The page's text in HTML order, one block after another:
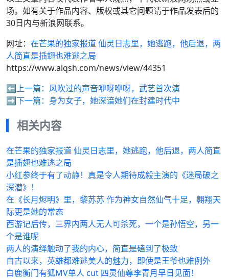
场。如有关于作品内容、版权或其它问题请于作品发表后的
30日内与新浪网联系。
网址： 在芒果的独家报道 仙灵日志里，她逃跑，他后退，两
人简直是插翅也难逃之局
https://www.alqsh.com/news/view/44351
⬅️上一篇： 风吹过的声音咿呀咿呀，武艺首次演
➡️下一篇： 身为女子，她深谙她们在封建时代中
相关内容
在芒果的独家报道 仙灵日志里，她逃跑，他后退，两人简直
是插翅也难逃之局
小红参终于有了动静！真是令人期待成毅主演的《迷局破之
深潜》！
在《长月烬明》里，黎苏苏 作为神女自然仙气十足，翱翔天
际更是她的常态
西游记后传，三界内两人无人可杀死，一个是孙悟空，另一
个是谁呢
两人的演绎触动了我的内心，简直是磕到了极致
自古以来，英雄都难逃美人的魅力，即使是王爷也难例外
白鹿衡门有狐MV单人 cut 四灵仙尊李青月早日见面！